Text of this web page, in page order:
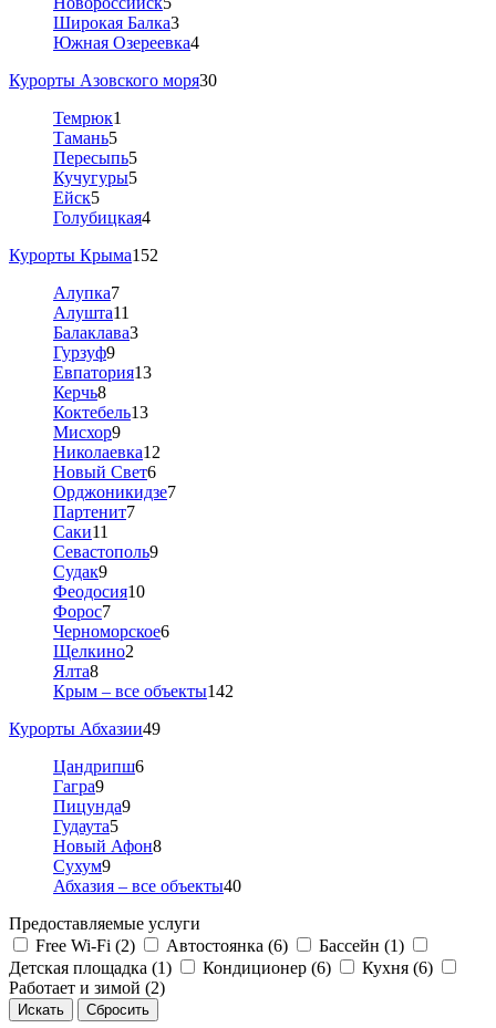
Широкая Балка3
Южная Озереевка4
Курорты Азовского моря30
Темрюк1
Тамань5
Пересыпь5
Кучугуры5
Ейск5
Голубицкая4
Курорты Крыма152
Алупка7
Алушта11
Балаклава3
Гурзуф9
Евпатория13
Керчь8
Коктебель13
Мисхор9
Николаевка12
Новый Свет6
Орджоникидзе7
Партенит7
Саки11
Севастополь9
Судак9
Феодосия10
Форос7
Черноморское6
Щелкино2
Ялта8
Крым – все объекты142
Курорты Абхазии49
Цандрипш6
Гагра9
Пицунда9
Гудаута5
Новый Афон8
Сухум9
Абхазия – все объекты40
Предоставляемые услуги
Free Wi-Fi (2)
Автостоянка (6)
Бассейн (1)
Детская площадка (1)
Кондиционер (6)
Кухня (6)
Работает и зимой (2)